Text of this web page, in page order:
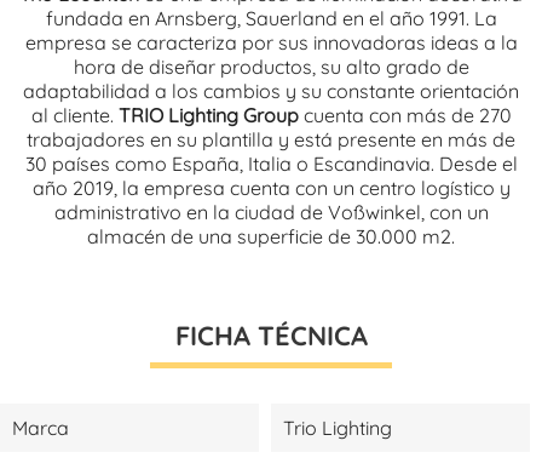
fundada en Arnsberg, Sauerland en el año 1991. La
empresa se caracteriza por sus innovadoras ideas a la
hora de diseñar productos, su alto grado de
adaptabilidad a los cambios y su constante orientación
al cliente. TRIO Lighting Groupcuenta con más de 270
trabajadores en su plantilla y está presente en más de
30 países como España, Italia o Escandinavia. Desde el
año 2019, la empresa cuenta con un centro logístico y
administrativo en la ciudad de Voßwinkel, con un
almacén de una superficie de 30.000 m2.
FICHA TÉCNICA
Marca Trio Lighting